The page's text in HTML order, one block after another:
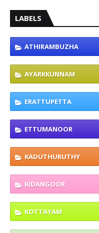
LABELS
ATHIRAMBUZHA
AYARKKUNNAM
ERATTUPETTA
ETTUMANOOR
KADUTHURUTHY
KIDANGOOR
KOTTAYAM